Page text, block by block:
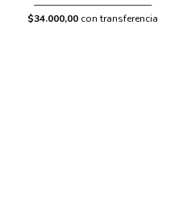
$34.000,00 con transferencia